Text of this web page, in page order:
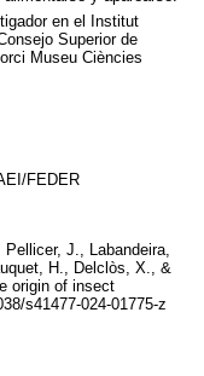
en el Institut
Superior de
Museu Ciències
/FEDER
J., Labandeira,
H., Delclòs, X., &
origin of insect
s41477-024-01775-z